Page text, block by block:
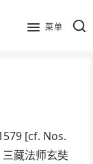
菜单
[cf. Nos.
藏法师玄奘